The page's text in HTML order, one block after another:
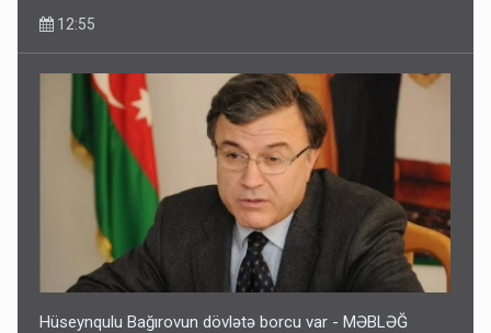
12:55
Hüseynqulu Bağırovun dövlətə borcu var - MƏBLƏĞ